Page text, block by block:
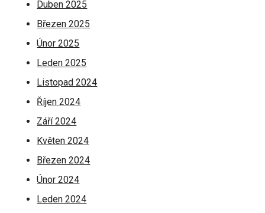
Duben 2025
Březen 2025
Únor 2025
Leden 2025
Listopad 2024
Říjen 2024
Září 2024
Květen 2024
Březen 2024
Únor 2024
Leden 2024